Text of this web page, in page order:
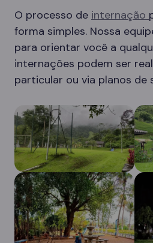
O processo de internação
forma simples. Nossa
para orientar você a
internações podem ser
particular ou via planos de